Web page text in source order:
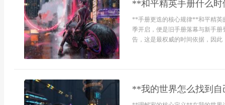
**和平精英手册什么
**手册更迭的核心规律**和平精英
季开启，便是旧手册落幕与新手
告，这是最权威的时间依据，因
**我的世界怎么找到